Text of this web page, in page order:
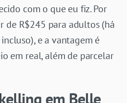
com o que eu fiz. Por
de R$245 para adultos (há
e a vantagem é
em real, além de parcelar
em Belle